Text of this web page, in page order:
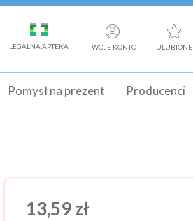
TWOJE KONTO
LEGALNA APTEKA ULUBIONE
Pomysł na prezent Producenci
13,59 zł